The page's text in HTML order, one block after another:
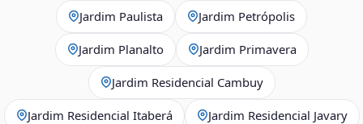
Jardim Paulista Jardim Petrópolis
Jardim Planalto Jardim Primavera
Jardim Residencial Cambuy
Jardim Residencial Itaberá Jardim Residencial Javary